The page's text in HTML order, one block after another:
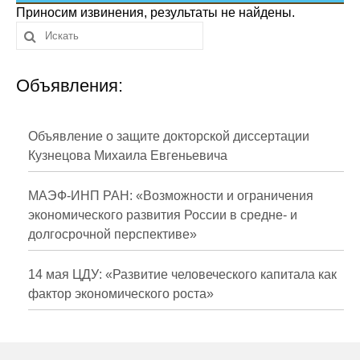
Сотрудники
Отчетность
Противодействие коррупции
Публикации
Научная жизнь
Издания
Проблемы прогнозирования
О журнале
Приносим извинения, результаты не найдены.
Объявления:
Объявление о защите докторской диссертации
Кузнецова Михаила Евгеньевича
МАЭФ-ИНП РАН: «Возможности и ограничения
экономического развития России в средне- и
долгосрочной перспективе»
14 мая ЦДУ: «Развитие человеческого капитала как
фактор экономического роста»